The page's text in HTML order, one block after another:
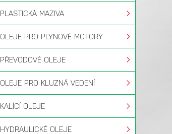
PLASTICKÁ MAZIVA
OLEJE PRO PLYNOVÉ MOTORY
PŘEVODOVÉ OLEJE
OLEJE PRO KLUZNÁ VEDENÍ
KALÍCÍ OLEJE
HYDRAULICKÉ OLEJE